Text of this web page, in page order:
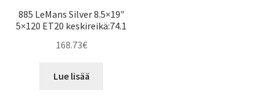
885 LeMans Silver 8.5×19″
5×120 ET20 keskireikä:74.1
168.73€
Lue lisää